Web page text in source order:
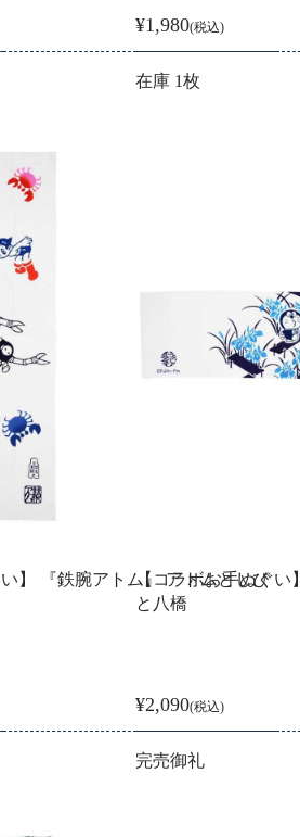
¥1,980(税込)
在庫 1枚
】 『鉄腕アトム』 アトムとしび
【コラボお手ぬぐい
と八橋
¥2,090(税込)
完売御礼